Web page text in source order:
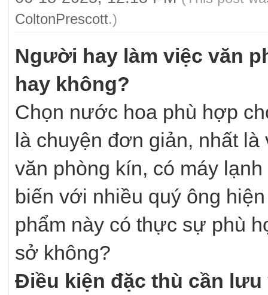
ColtonPrescott.)
Người hay làm việc văn
hay không?
Chọn nước hoa phù hợp
là chuyện đơn giản, nhất
văn phòng kín, có máy
biến với nhiều quý ông
phẩm này có thực sự phù
sở không?
Điều kiện đặc thù cần